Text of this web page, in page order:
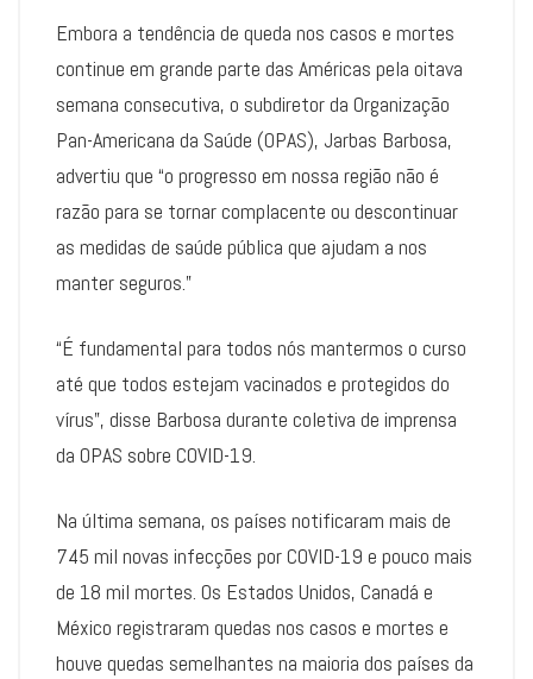
Embora a tendência de queda nos casos e mortes
continue em grande parte das Américas pela oitava
semana consecutiva, o subdiretor da Organização
Pan-Americana da Saúde (OPAS), Jarbas Barbosa,
advertiu que “o progresso em nossa região não é
razão para se tornar complacente ou descontinuar
as medidas de saúde pública que ajudam a nos
manter seguros.”
“É fundamental para todos nós mantermos o curso
até que todos estejam vacinados e protegidos do
vírus”, disse Barbosa durante coletiva de imprensa
da OPAS sobre COVID-19.
Na última semana, os países notificaram mais de
745 mil novas infecções por COVID-19 e pouco mais
de 18 mil mortes. Os Estados Unidos, Canadá e
México registraram quedas nos casos e mortes e
houve quedas semelhantes na maioria dos países da